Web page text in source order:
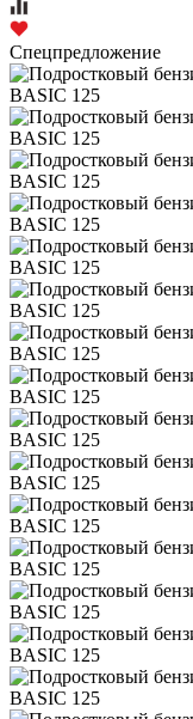
Спецпредложение